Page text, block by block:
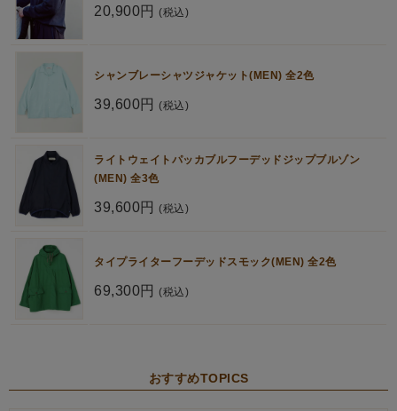
20,900円 (税込)
シャンブレーシャツジャケット(MEN) 全2色
39,600円 (税込)
ライトウェイトパッカブルフーデッドジップブルゾン
(MEN) 全3色
39,600円 (税込)
タイプライターフーデッドスモック(MEN) 全2色
69,300円 (税込)
おすすめTOPICS